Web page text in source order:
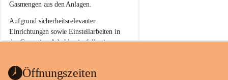
Gasmengen aus den Anlagen.
Aufgrund sicherheitsrelevanter
Einrichtungen sowie Einstellarbeiten in
der Gasstation Aderklaa ist fallweise
kommenden Tagen und Wochen wird
Öffnungszeiten